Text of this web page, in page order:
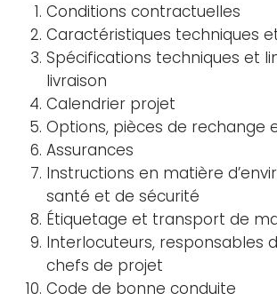
Conditions contractuelles
Caractéristiques techniques
Spécifications techniques et
livraison
Calendrier projet
Options, pièces de rechange
Assurances
Instructions en matière
santé et de sécurité
Étiquetage et transport de
Interlocuteurs, responsables
chefs de projet
Code de bonne conduite